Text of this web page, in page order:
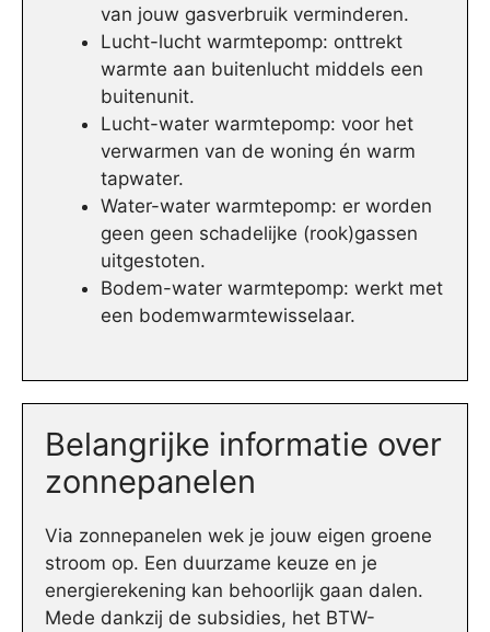
van jouw gasverbruik verminderen.
Lucht-lucht warmtepomp: onttrekt
warmte aan buitenlucht middels een
buitenunit.
Lucht-water warmtepomp: voor het
verwarmen van de woning én warm
tapwater.
Water-water warmtepomp: er worden
geen geen schadelijke (rook)gassen
uitgestoten.
Bodem-water warmtepomp: werkt met
een bodemwarmtewisselaar.
Belangrijke informatie over
zonnepanelen
Via zonnepanelen wek je jouw eigen groene
stroom op. Een duurzame keuze en je
energierekening kan behoorlijk gaan dalen.
Mede dankzij de subsidies, het BTW-